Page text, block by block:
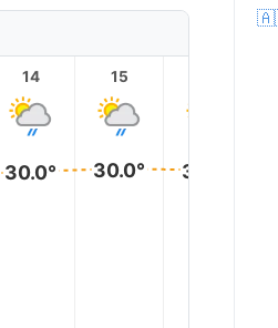
14
30.0°
15
30.0° 30.0°